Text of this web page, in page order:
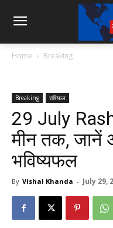
Home Breaking
Breaking राशिफल
29 July
मीन तक, जानें
भविष्यफल
By Vishal Khanda - July 29,